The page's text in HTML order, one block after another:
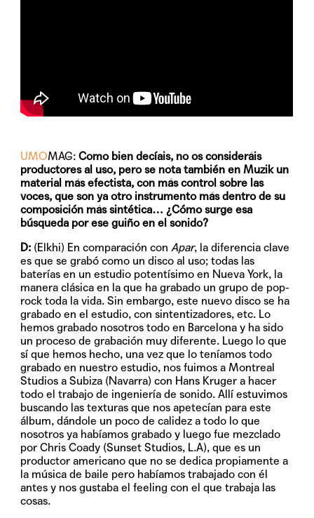
UMOMAG:Como bien decíais, no os consideráis
productores al uso, pero se nota también en Muzik un
material más efectista, con más control sobre las
voces, que son ya otro instrumento más dentro de su
composición más sintética… ¿Cómo surge esa
búsqueda por ese guiño en el sonido?
D: (Elkhi) En comparación conApar, la diferencia clave
es que se grabó como un disco al uso; todas las
baterías en un estudio potentísimo en Nueva York, la
manera clásica en la que ha grabado un grupo de pop-
rock toda la vida. Sin embargo, este nuevo disco se ha
grabado en el estudio, con sintentizadores, etc. Lo
hemos grabado nosotros todo en Barcelona y ha sido
un proceso de grabación muy diferente. Luego lo que
sí que hemos hecho, una vez que lo teníamos todo
grabado en nuestro estudio, nos fuimos a Montreal
Studios a Subiza (Navarra) con Hans Kruger a hacer
todo el trabajo de ingeniería de sonido. Allí estuvimos
buscando las texturas que nos apetecían para este
álbum, dándole un poco de calidez a todo lo que
nosotros ya habíamos grabado y luego fue mezclado
por Chris Coady (Sunset Studios, L.A), que es un
productor americano que no se dedica propiamente a
la música de baile pero habíamos trabajado con él
antes y nos gustaba el feeling con el que trabaja las
cosas.